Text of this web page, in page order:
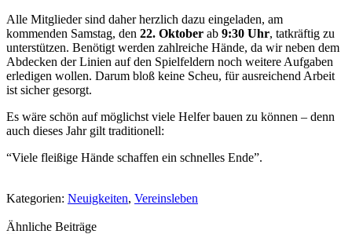
Alle Mitglieder sind daher herzlich dazu eingeladen, am
kommenden Samstag, den 22. Oktober ab 9:30 Uhr, tatkräftig zu
unterstützen. Benötigt werden zahlreiche Hände, da wir neben dem
Abdecken der Linien auf den Spielfeldern noch weitere Aufgaben
erledigen wollen. Darum bloß keine Scheu, für ausreichend Arbeit
ist sicher gesorgt.
Es wäre schön auf möglichst viele Helfer bauen zu können – denn
auch dieses Jahr gilt traditionell:
“Viele fleißige Hände schaffen ein schnelles Ende”.
Kategorien: Neuigkeiten, Vereinsleben
Ähnliche Beiträge